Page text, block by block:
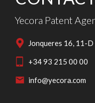
Yecora Patent
Jonqueres 16, 11-
+34 93 215 00 00
info@yecora.com